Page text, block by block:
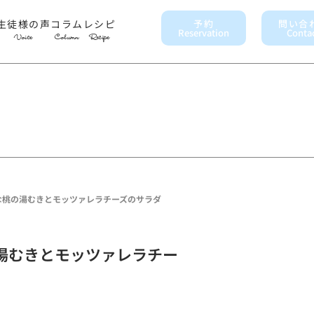
徒様の声
Voice
コラム
Column
レシピ
Recipe
予約
Reservation
問い合
の湯むきとモッツァレラチーズのサラダ
きとモッツァレラチー